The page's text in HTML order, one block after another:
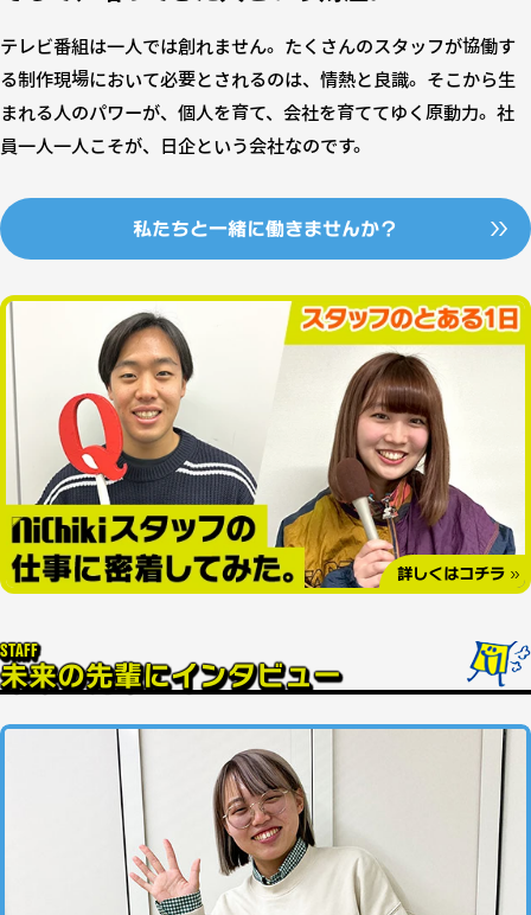
テレビ番組は一人では創れません。たくさんのスタッフが協働す
る制作現場において必要とされるのは、情熱と良識。そこから生
まれる人のパワーが、個人を育て、会社を育ててゆく原動力。社
員一人一人こそが、日企という会社なのです。
私たちと一緒に働きませんか？
詳しくはコチラ
STAFF
未来の先輩にインタビュー